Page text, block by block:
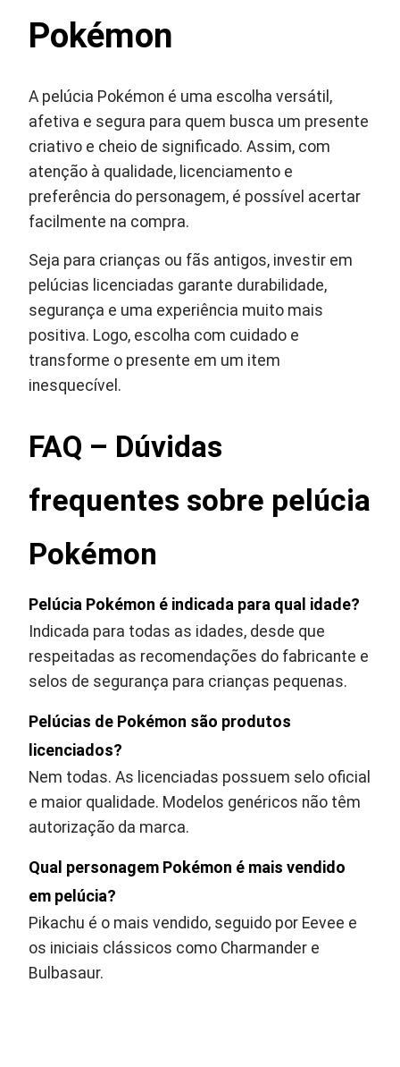
Pokémon
A pelúcia Pokémon é uma escolha versátil,
afetiva e segura para quem busca um presente
criativo e cheio de significado. Assim, com
atenção à qualidade, licenciamento e
preferência do personagem, é possível acertar
facilmente na compra.
Seja para crianças ou fãs antigos, investir em
pelúcias licenciadas garante durabilidade,
segurança e uma experiência muito mais
positiva. Logo, escolha com cuidado e
transforme o presente em um item
inesquecível.
FAQ – Dúvidas
frequentes sobre pelúcia
Pokémon
Pelúcia Pokémon é indicada para qual idade?
Indicada para todas as idades, desde que
respeitadas as recomendações do fabricante e
selos de segurança para crianças pequenas.
Pelúcias de Pokémon são produtos
licenciados?
Nem todas. As licenciadas possuem selo oficial
e maior qualidade. Modelos genéricos não têm
autorização da marca.
Qual personagem Pokémon é mais vendido
em pelúcia?
Pikachu é o mais vendido, seguido por Eevee e
os iniciais clássicos como Charmander e
Bulbasaur.